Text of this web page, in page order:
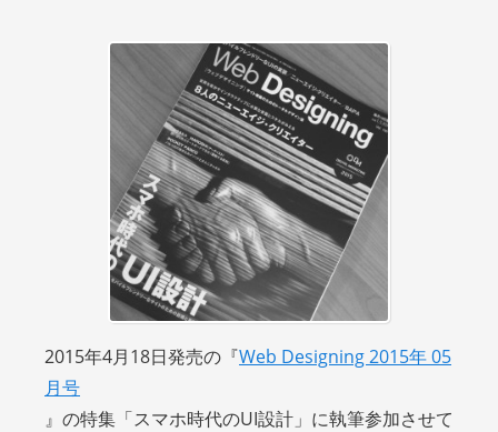
2015年4月18日発売の『Web Designing 2015年 05
月号
』の特集「スマホ時代のUI設計」に執筆参加させて